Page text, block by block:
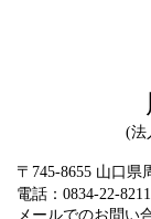
法
〒745-8655 山口県
電話：0834-22-
メールでのお問い